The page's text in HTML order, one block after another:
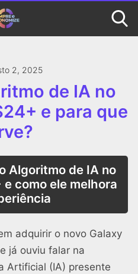
2, 2025
de IA no
e para que
Algoritmo de IA no
como ele melhora
adquirir o novo Galaxy
já ouviu falar na
Artificial (IA) presente